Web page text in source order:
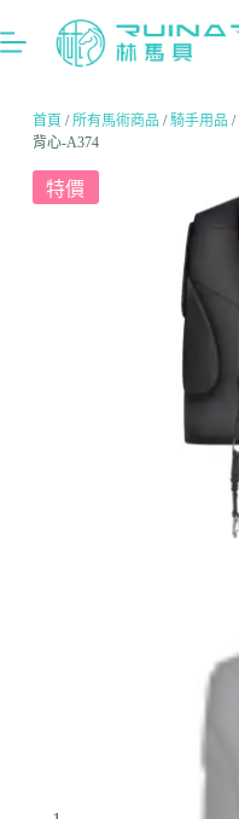
首頁 /所有馬術商品 /騎手用品 /
背心-A374
特價